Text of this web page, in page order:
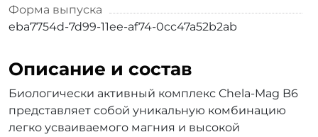
Форма выпуска
eba7754d-7d99-11ee-af74-0cc47a52b2ab
Описание и состав
Биологически активный комплекс Chela-Mag B6
представляет собой уникальную комбинацию
легко усваиваемого магния и высокой